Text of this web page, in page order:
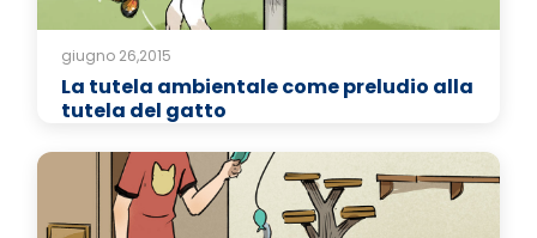
giugno 26,2015
La tutela ambientale come preludio alla
tutela del gatto